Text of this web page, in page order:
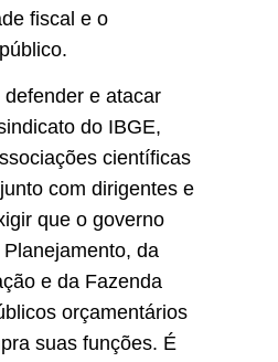
fiscal e o
e atacar
do IBGE,
científicas
com dirigentes e
que o governo
da
e da Fazenda
orçamentários
suas funções. É